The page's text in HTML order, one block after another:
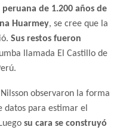
de 1.200 años de
Huarmey, se cree que la
Sus restos fueron
llamada El Castillo de
observaron la forma
datos para estimar el
su cara se construyó